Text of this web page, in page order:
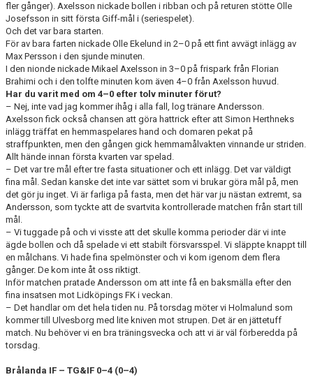
fler gånger). Axelsson nickade bollen i ribban och på returen stötte Olle
Josefsson in sitt första Giff-mål i (seriespelet).
Och det var bara starten.
För av bara farten nickade Olle Ekelund in 2–0 på ett fint avvägt inlägg av
Max Persson i den sjunde minuten.
I den nionde nickade Mikael Axelsson in 3–0 på frispark från Florian
Brahimi och i den tolfte minuten kom även 4–0 från Axelsson huvud.
Har du varit med om 4–0 efter tolv minuter förut?
– Nej, inte vad jag kommer ihåg i alla fall, log tränare Andersson.
Axelsson fick också chansen att göra hattrick efter att Simon Herthneks
inlägg träffat en hemmaspelares hand och domaren pekat på
straffpunkten, men den gången gick hemmamålvakten vinnande ur striden.
Allt hände innan första kvarten var spelad.
– Det var tre mål efter tre fasta situationer och ett inlägg. Det var väldigt
fina mål. Sedan kanske det inte var sättet som vi brukar göra mål på, men
det gör ju inget. Vi är farliga på fasta, men det här var ju nästan extremt, sa
Andersson, som tyckte att de svartvita kontrollerade matchen från start till
mål.
– Vi tuggade på och vi visste att det skulle komma perioder där vi inte
ägde bollen och då spelade vi ett stabilt försvarsspel. Vi släppte knappt till
en målchans. Vi hade fina spelmönster och vi kom igenom dem flera
gånger. De kom inte åt oss riktigt.
Inför matchen pratade Andersson om att inte få en baksmälla efter den
fina insatsen mot Lidköpings FK i veckan.
– Det handlar om det hela tiden nu. På torsdag möter vi Holmalund som
kommer till Ulvesborg med lite kniven mot strupen. Det är en jättetuff
match. Nu behöver vi en bra träningsvecka och att vi är väl förberedda på
torsdag.
Brålanda IF – TG&IF 0–4 (0–4)